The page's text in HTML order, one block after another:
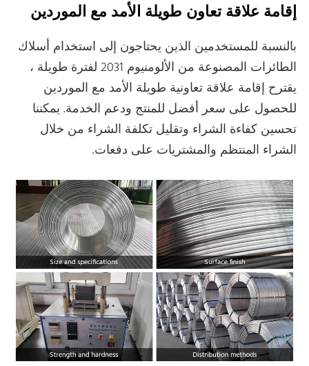
إقامة علاقة تعاون طويلة الأمد مع الموردين
بالنسبة للمستخدمين الذين يحتاجون إلى استخدام أسلاك
الطائرات المصنوعة من الألومنيوم 2031 لفترة طويلة ،
يقترح إقامة علاقة تعاونية طويلة الأمد مع الموردين
للحصول على سعر أفضل للمنتج ودعم الخدمة. يمكننا
تحسين كفاءة الشراء وتقليل تكلفة الشراء من خلال
الشراء المنتظم والمشتريات على دفعات.